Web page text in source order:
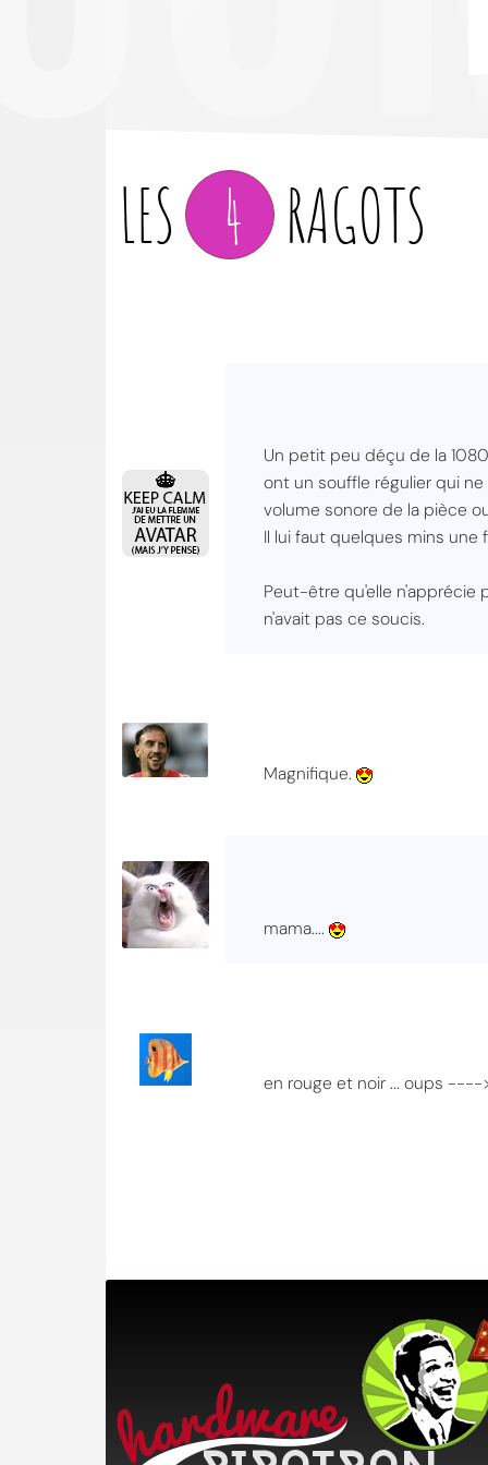
LES 4 RAGOTS
Un petit peu déçu de la
ont un souffle régulier qui
volume sonore de la pièce
Il lui faut quelques mins
Peut-être qu'elle n'apprécie
n'avait pas ce soucis.
Magnifique.
mama....
en rouge et noir ... oups ----